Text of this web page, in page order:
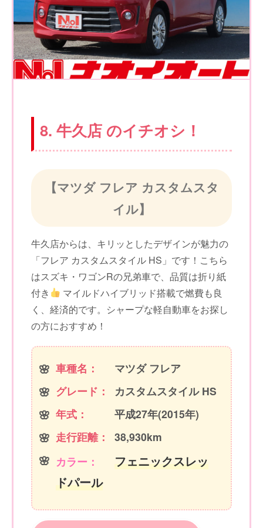
8. 牛久店 のイチオシ！
【マツダ フレア カスタムスタ
イル】
牛久店からは、キリッとしたデザインが魅力の
「フレア カスタムスタイル HS」です！こちら
はスズキ・ワゴンRの兄弟車で、品質は折り紙
付き
マイルドハイブリッド搭載で燃費も良
く、経済的です。シャープな軽自動車をお探し
の方におすすめ！
車種名：
マツダ フレア
グレード：
カスタムスタイル HS
年式：
平成27年(2015年)
走行距離：
38,930km
カラー：
フェニックスレッ
ドパール